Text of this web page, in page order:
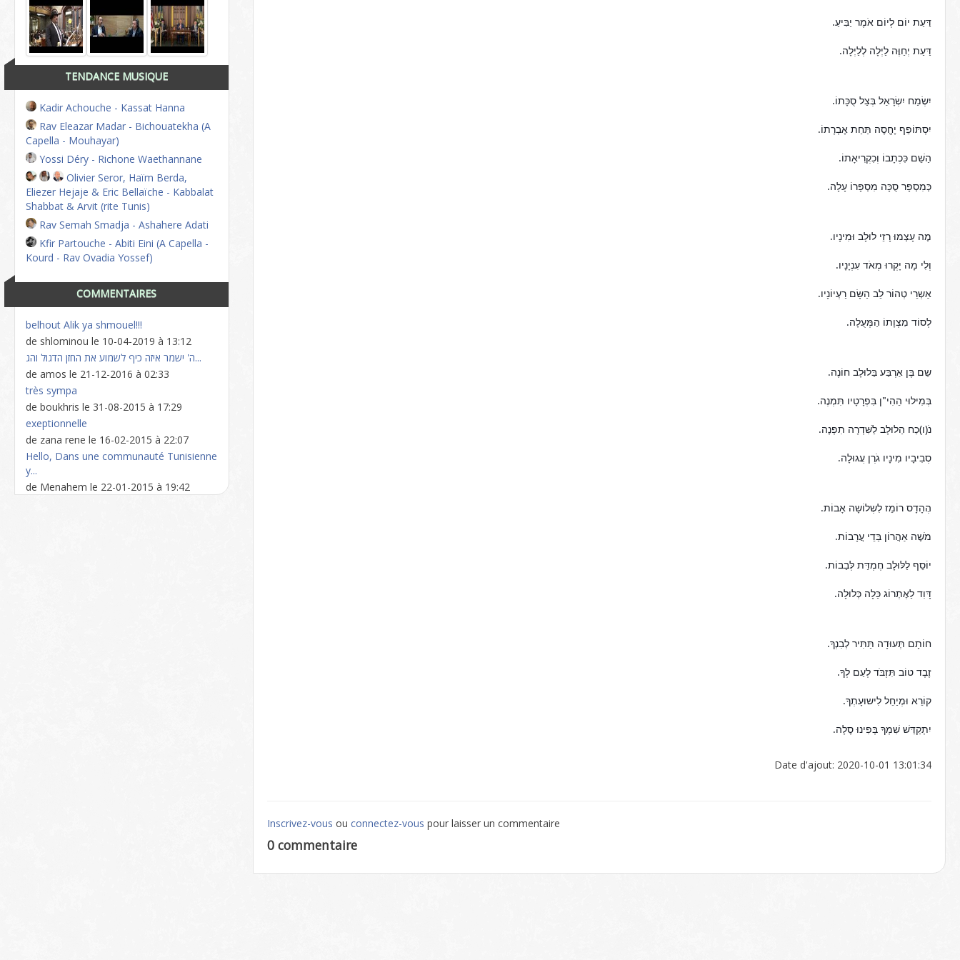
TENDANCE MUSIQUE
Kadir Achouche - Kassat Hanna
Rav Eleazar Madar - Bichouatekha (A
Capella - Mouhayar)
Yossi Déry - Richone Waethannane
Olivier Seror, Haïm Berda,
Eliezer Hejaje & Eric Bellaïche - Kabbalat
Shabbat & Arvit (rite Tunis)
Rav Semah Smadja - Ashahere Adati
Kfir Partouche - Abiti Eini (A Capella -
Kourd - Rav Ovadia Yossef)
COMMENTAIRES
belhout Alik ya shmouel!!!
de shlominou le 10-04-2019 à 13:12
ה' ישמר איזה כיף לשמוע את החזן הדגול והג...
de amos le 21-12-2016 à 02:33
très sympa
de boukhris le 31-08-2015 à 17:29
exeptionnelle
de zana rene le 16-02-2015 à 22:07
Hello, Dans une communauté Tunisienne
y...
de Menahem le 22-01-2015 à 19:42
דַּעַת יוֹם לְיוֹם אֹמֶר יַבִּיעַ.
דַּעַת יְחַוֶּה לַיְלָה לְלַיְלָה.
יִשְׂמַח יִשְׂרָאַל בְּצַל סֻכָּתוֹ.
יִסְתּוֹפֵף יֶחֱסֶה תַּחַת אֶבְרָתוֹ.
הַשֵׁם כִּכְתָבוֹ וְכִקְרִיאָתוֹ.
כְּמִסְפָּר סֻכָּה מִסְפָּרוֹ עָלָה.
מֶה עָצְמוּ רָזֵי לוּלָב וּמִינָיו.
וְלִי מָה יָקְרוּ מְאֹד עִנְיָנָיו.
אַשְרֵי טְהוֹר לֵב הַשָּׂם רַעְיוֹנָיו.
לְסוֹד מִצְוָתוֹ הַמְּעֻלָה.
שֵם בֶּן אַרְבַּע בַּלוּלָב חוֹנֶה.
בְּמִילוּי הֵהִי"ן בִּפְרָטָיו תִּמְנֶה.
נֹ(ו)כַח הַלוּלָב לַשִּׁדְרָה תִפְנֶה.
סְבִיבָיו מִינָיו גֹרֶן עֲגוּלָה.
הֶהָדָס רוֹמֵז לִשְלוֹשָה אָבוֹת.
מֹשֶה אַהֲרוֹן בַּדֵי עֲרָבוֹת.
יוֹסֵף לַלּוּלָב חֶמְדַּת לְּבַבוֹת.
דָּוִד לַאֶתְרוֹג כַּלָה כְּלוּלָה.
חוֹתָם תְּעוּדָה תַּתִּיר לְבִנְךָ.
זֶבֶד טוֹב תִּזְבֹּד לְעַם לְךָ.
קוֹרֵא וּמְיַחֵל לִישוּעָתְךָ.
יִתְקַדַּשׁ שִׁמְךָ בְּפִינוּ סֶלָה.
Date d'ajout: 2020-10-01 13:01:34
Inscrivez-vous ouconnectez-vous pour laisser un commentaire
0 commentaire